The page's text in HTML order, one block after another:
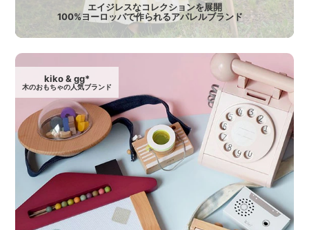
エイジレスなコレクションを展開
100%ヨーロッパで作られるアパレルブランド
kiko & gg*
木のおもちゃの人気ブランド